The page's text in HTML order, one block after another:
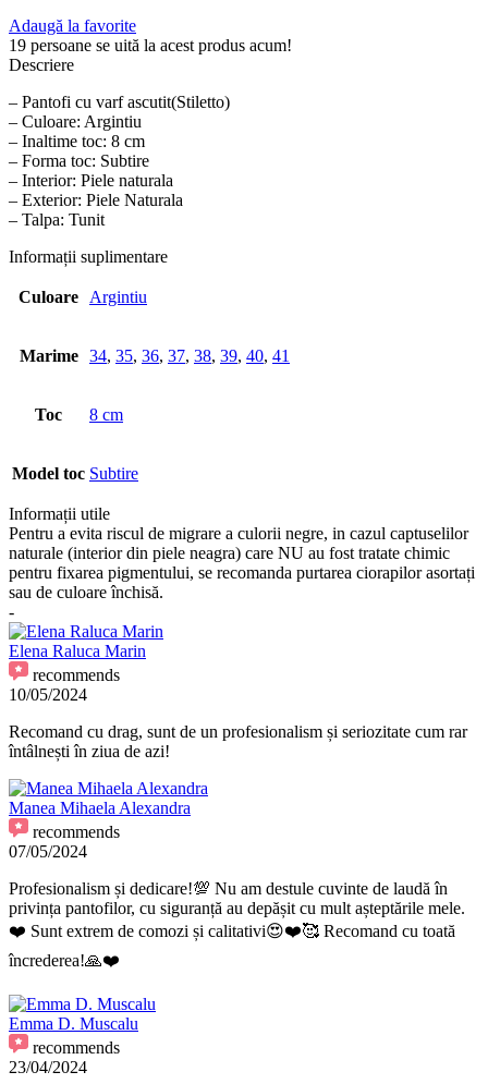
Adaugă la favorite
19 persoane se uită la acest produs acum!
Descriere
– Pantofi cu varf ascutit(Stiletto)
– Culoare: Argintiu
– Inaltime toc: 8 cm
– Forma toc: Subtire
– Interior: Piele naturala
– Exterior: Piele Naturala
– Talpa: Tunit
Informații suplimentare
Culoare Argintiu
Marime 34, 35, 36, 37, 38, 39, 40, 41
Toc 8 cm
Model toc Subtire
Informații utile
Pentru a evita riscul de migrare a culorii negre, in cazul captuselilor
naturale (interior din piele neagra) care NU au fost tratate chimic
pentru fixarea pigmentului, se recomanda purtarea ciorapilor asortați
sau de culoare închisă.
-
Elena Raluca Marin
recommends
10/05/2024
Recomand cu drag, sunt de un profesionalism și seriozitate cum rar
întâlnești în ziua de azi!
Manea Mihaela Alexandra
recommends
07/05/2024
Profesionalism și dedicare!💯 Nu am destule cuvinte de laudă în
privința pantofilor, cu siguranță au depășit cu mult așteptările mele.
❤️ Sunt extrem de comozi și calitativi😍❤️🥰 Recomand cu toată
încrederea!🙏❤️
Emma D. Muscalu
recommends
23/04/2024